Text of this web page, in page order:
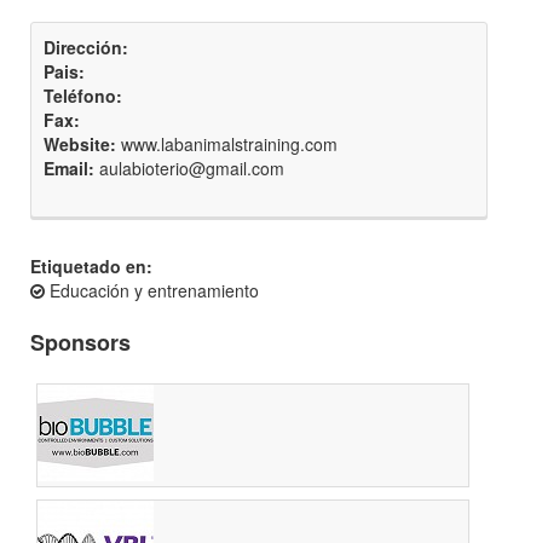
Dirección:
Pais:
Teléfono:
Fax:
Website: www.labanimalstraining.com
Email: aulabioterio@gmail.com
Etiquetado en:
Educación y entrenamiento
Sponsors